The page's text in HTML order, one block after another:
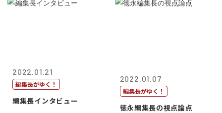
2022.01.21
編集長がゆく！
編集長インタビュー
2022.01.07
編集長がゆく！
徳永編集長の視点論点